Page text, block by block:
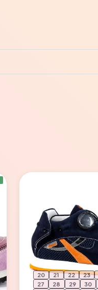
20 21 22 23
27
28 29 30